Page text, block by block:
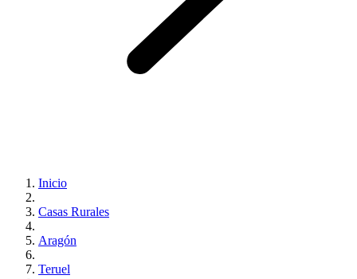
Inicio
Casas Rurales
Aragón
Teruel